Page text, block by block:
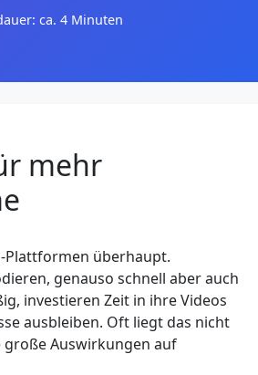
ca. 4 Minuten
mehr
Plattformen überhaupt.
genauso schnell aber auch
investieren Zeit in ihre Videos
ausbleiben. Oft liegt das nicht
große Auswirkungen auf